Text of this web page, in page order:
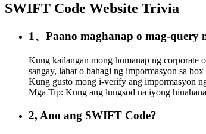
SWIFT Code Website Trivia
1、Paano maghanap o mag-query
Kung kailangan mong humanap ng corporate
sangay, lahat o bahagi ng impormasyon sa
Kung gusto mong i-verify ang impormasyon
Mga Tip: Kung ang lungsod na iyong
2, Ano ang SWIFT Code?